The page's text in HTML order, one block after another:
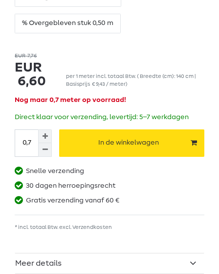
% Overgebleven stuk 0,50 m
EUR 7,76
EUR
6,60
per1 meterincl. totaal Btw. ( Breedte (cm): 140 cm |
Basisprijs € 9,43 / meter)
Nog maar 0,7 meter op voorraad!
Direct klaar voor verzending, levertijd: 5–7 werkdagen
In de winkelwagen
Snelle verzending
30 dagen herroepingsrecht
Gratis verzending vanaf 60 €
* incl. totaal Btw. excl. Verzendkosten
Meer details